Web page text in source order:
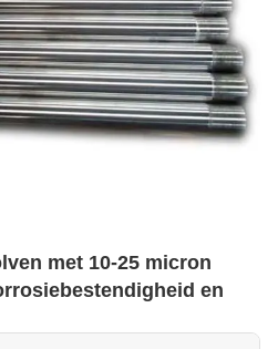
met 10-25 micron
en